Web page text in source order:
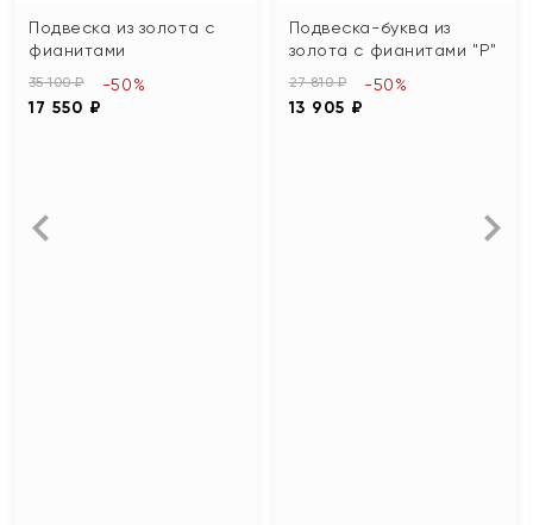
Подвеска из золота с
фианитами
35 100 ₽
17 550 ₽
-50%
Подвеска-буква из
золота с фианитами "Р"
27 810 ₽
13 905 ₽
-50%